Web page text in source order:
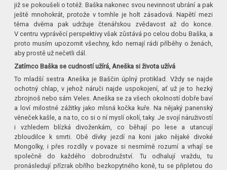
již se pokoušeli o totéž. Baška nakonec svou nevinnost ubrání a pak
ještě mnohokrát, protože v tomhle je holt zásadová. Napětí mezi
těma dvěma pak udržuje čtenářskou zvědavost až do konce.
V centru vyprávěcí perspektivy však zůstává po celou dobu Baška, a
proto musím upozornit všechny, kdo nemají rádi příběhy o ženách,
aby prostě už nečetli dál.
Zatímco Baška se cudností užírá, Aneška si života užívá
To mladší sestra Aneška je Baščin úplný protiklad. Vždy se najde
ochotný chlap, v jehož náruči najde uspokojení, ať už je to hezký
zbrojnoš nebo sám Veles. Aneška se za všech okolností dobře baví
a loví milostné zážitky jako mlsná kočka kuře. Na nějaký panenský
věneček kašle, a na to, co si o ní myslí okolí, taky. Je svojí náruživostí
i vzhledem blízká divoženkám, co běhají po lese a utancují
zbloudilce k smrti. Obě dívky jezdí na koni jako nějaké divoké
Mongolky, i přes rozdíly v povaze si nesmírně rozumí a vrhají se
společně do každého dobrodružství. Tu odhalují vraždu, tu
pronásledují přízrak obřího bezkopytného koně, tu se připletou do